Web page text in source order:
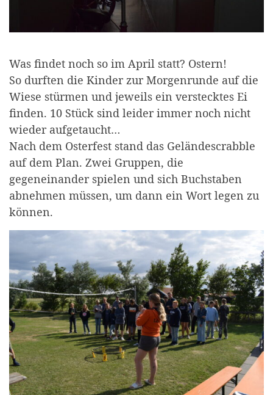
Was findet noch so im April statt? Ostern!
So durften die Kinder zur Morgenrunde auf die
Wiese stürmen und jeweils ein verstecktes Ei
finden. 10 Stück sind leider immer noch nicht
wieder aufgetaucht…
Nach dem Osterfest stand das Geländescrabble
auf dem Plan. Zwei Gruppen, die
gegeneinander spielen und sich Buchstaben
abnehmen müssen, um dann ein Wort legen zu
können.